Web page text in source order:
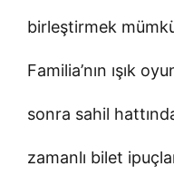
birleştirmek
Familia’nın ışık
sonra sahil
zamanlı bilet